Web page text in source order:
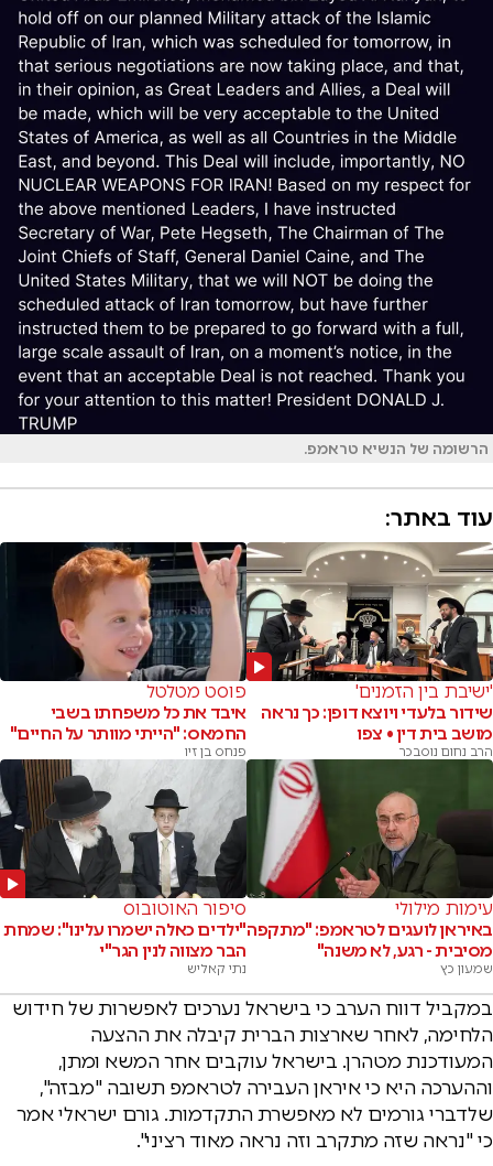
הרשומה של הנשיא טראמפ.
עוד באתר:
'ישיבת בין הזמנים'
שידור בלעדי ויוצא דופן: כך נראה
מושב בית דין • צפו
הרב נחום נוסבכר
פוסט מטלטל
איבד את כל משפחתו בשבי
החמאס: "הייתי מוותר על החיים"
פנחס בן זיו
עימות מילולי
באיראן לועגים לטראמפ: "מתקפה
מסיבית - רגע, לא משנה"
שמעון כץ
סיפור האוטובוס
"ילדים כאלה ישמרו עלינו": שמחת
הבר מצווה לנין הגר"י
נתי קאליש
במקביל דווח הערב כי בישראל נערכים לאפשרות של חידוש
הלחימה, לאחר שארצות הברית קיבלה את ההצעה
המעודכנת מטהרן. בישראל עוקבים אחר המשא ומתן,
וההערכה היא כי איראן העבירה לטראמפ תשובה "מבזה",
שלדברי גורמים לא מאפשרת התקדמות. גורם ישראלי אמר
כי "נראה שזה מתקרב וזה נראה מאוד רציני".